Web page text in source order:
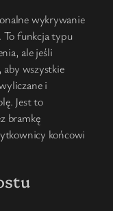
wykrywanie
To funkcja typu
ale jeśli
aby wszystkie
i
Jest to
bramkę
końcowi